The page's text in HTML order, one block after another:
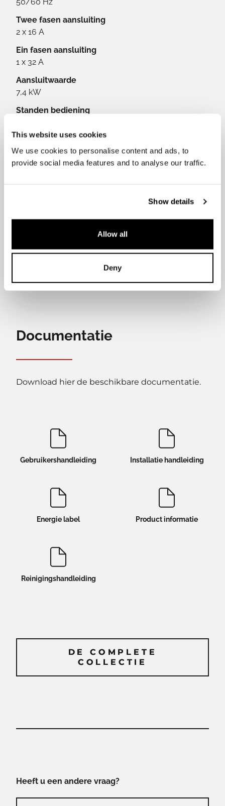
This website uses cookies
We use cookies to personalise content and ads, to
provide social media features and to analyse our traffic.
Show details
Allow all
Deny
50/60 Hz
Twee fasen aansluiting
2 x 16 A
Ein fasen aansluiting
1 x 32 A
Aansluitwaarde
7,4 kW
Standen bediening
Afmetingen kookzones
2x 210 x 191mm - 1x 200 round - 1x 160 mm round
Documentatie
Download hier de beschikbare documentatie.
Gebruikershandleiding Installatie handleiding
Energie label Product informatie
Reinigingshandleiding
DE COMPLETE
COLLECTIE
DE COMPLETE
COLLECTIE
Heeft u een andere vraag?